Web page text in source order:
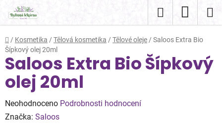
obsah
Hledat
KOŠÍK
Domů
/ Kosmetika / Tělová kosmetika / Tělové oleje / Saloos Extra Bio
Šípkový olej 20ml
Saloos Extra Bio Šípkový
olej 20ml
Průměrné
hodnocení
Neohodnoceno Podrobnosti hodnocení
Značka: Saloos